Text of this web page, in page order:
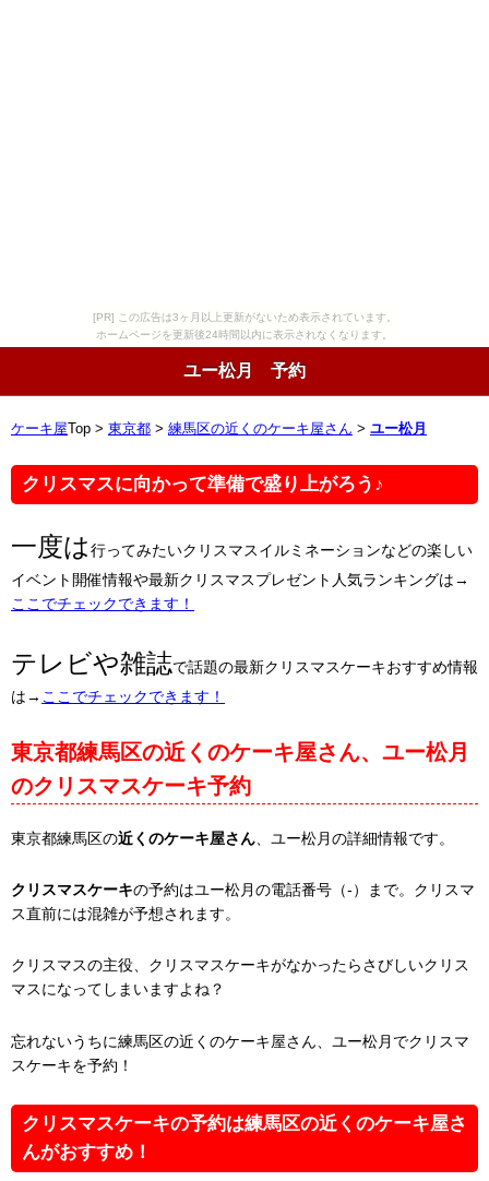
[PR] この広告は3ヶ月以上更新がないため表示されています。
ホームページを更新後24時間以内に表示されなくなります。
ユー松月 予約
ケーキ屋 Top > 東京都 > 練馬区の近くのケーキ屋さん > ユー松月
クリスマスに向かって準備で盛り上がろう♪
一度は行ってみたいクリスマスイルミネーションなどの楽しい
イベント開催情報や最新クリスマスプレゼント人気ランキングは→
ここでチェックできます！
テレビや雑誌で話題の最新クリスマスケーキおすすめ情報
は→ ここでチェックできます！
東京都練馬区の近くのケーキ屋さん、ユー松月
のクリスマスケーキ予約
東京都練馬区の近くのケーキ屋さん 、ユー松月の詳細情報です。
クリスマスケーキの予約はユー松月の電話番号（-）まで。クリスマ
ス直前には混雑が予想されます。
クリスマスの主役、クリスマスケーキがなかったらさびしいクリス
マスになってしまいますよね？
忘れないうちに練馬区の近くのケーキ屋さん、ユー松月でクリスマ
スケーキを予約！
クリスマスケーキの予約は練馬区の近くのケーキ屋さ
んがおすすめ！